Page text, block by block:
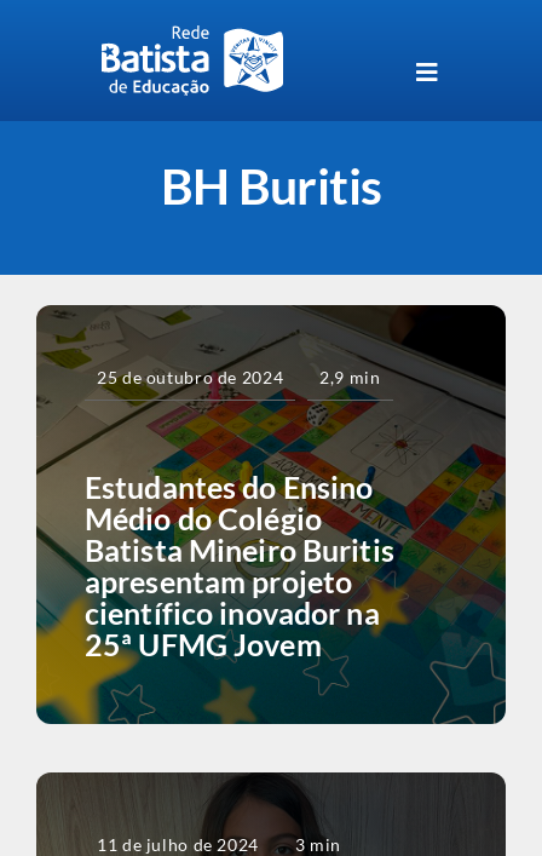
Toggle
Navigation
Blog da Rede Batista
BH Buritis
25 de outubro de 2024 2,9 min
Estudantes do Ensino
Médio do Colégio
Batista Mineiro Buritis
apresentam projeto
científico inovador na
25ª UFMG Jovem
11 de julho de 2024 3 min